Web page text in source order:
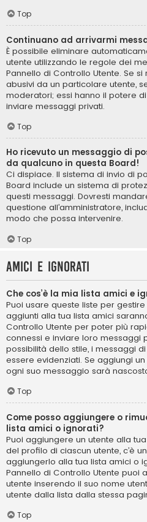
Top
Continuano ad arrivarmi
È possibile eliminare
utente utilizzando le regole dei
Pannello di Controllo Utente. Se
abusivi da un particolare utente,
moderatori; essi hanno il potere
inviare messaggi privati​​.
Top
Ho ricevuto un messaggio di
da qualcuno in questa Board!
Ci dispiace. Il sistema di invio di
Board include un sistema di
questi messaggi. Dovresti
questione all’amministratore,
modo che possa intervenire.
Top
Amici e ignorati
Che cos’è la mia lista amici e
Puoi usare queste liste per gestire
aggiunti alla tua lista amici
Controllo Utente per poter più
connessi e inviare loro messaggi
possibilità dello stile, i messaggi
essere evidenziati. Se aggiungi
ogni suo messaggio sarà
Top
Come posso aggiungere o
lista amici o ignorati?
Puoi aggiungere un utente alla
del profilo di ciascun utente, c’è
aggiungerlo alla tua lista amici o
Pannello di Controllo Utente puoi
utente inserendo il suo nome
utente dalla lista dalla stessa
Top